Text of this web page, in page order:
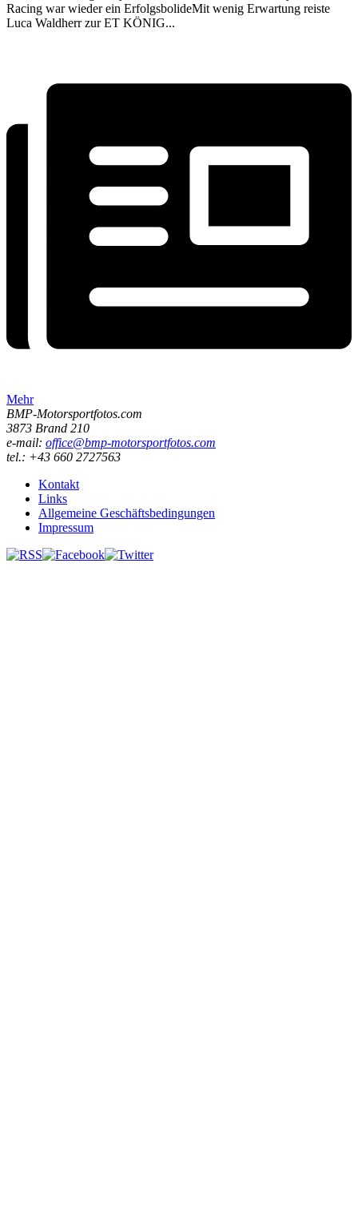
Racing war wieder ein ErfolgsbolideMit wenig Erwartung reiste
Luca Waldherr zur ET KÖNIG...
Mehr
BMP-Motorsportfotos.com
3873 Brand 210
e-mail: office@bmp-motorsportfotos.com
tel.: +43 660 2727563
Kontakt
Links
Allgemeine Geschäftsbedingungen
Impressum